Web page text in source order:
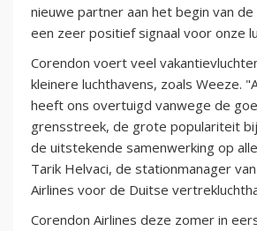
nieuwe partner aan het begin van
een zeer positief signaal voor onze
Corendon voert veel
kleinere luchthavens, zoals Weeze.
heeft ons overtuigd vanwege de
grensstreek, de grote populariteit
de uitstekende samenwerking op
Tarik Helvaci, de stationmanager
Airlines voor de Duitse
Corendon Airlines deze zomer in